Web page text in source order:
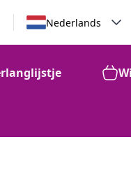
Nederlands